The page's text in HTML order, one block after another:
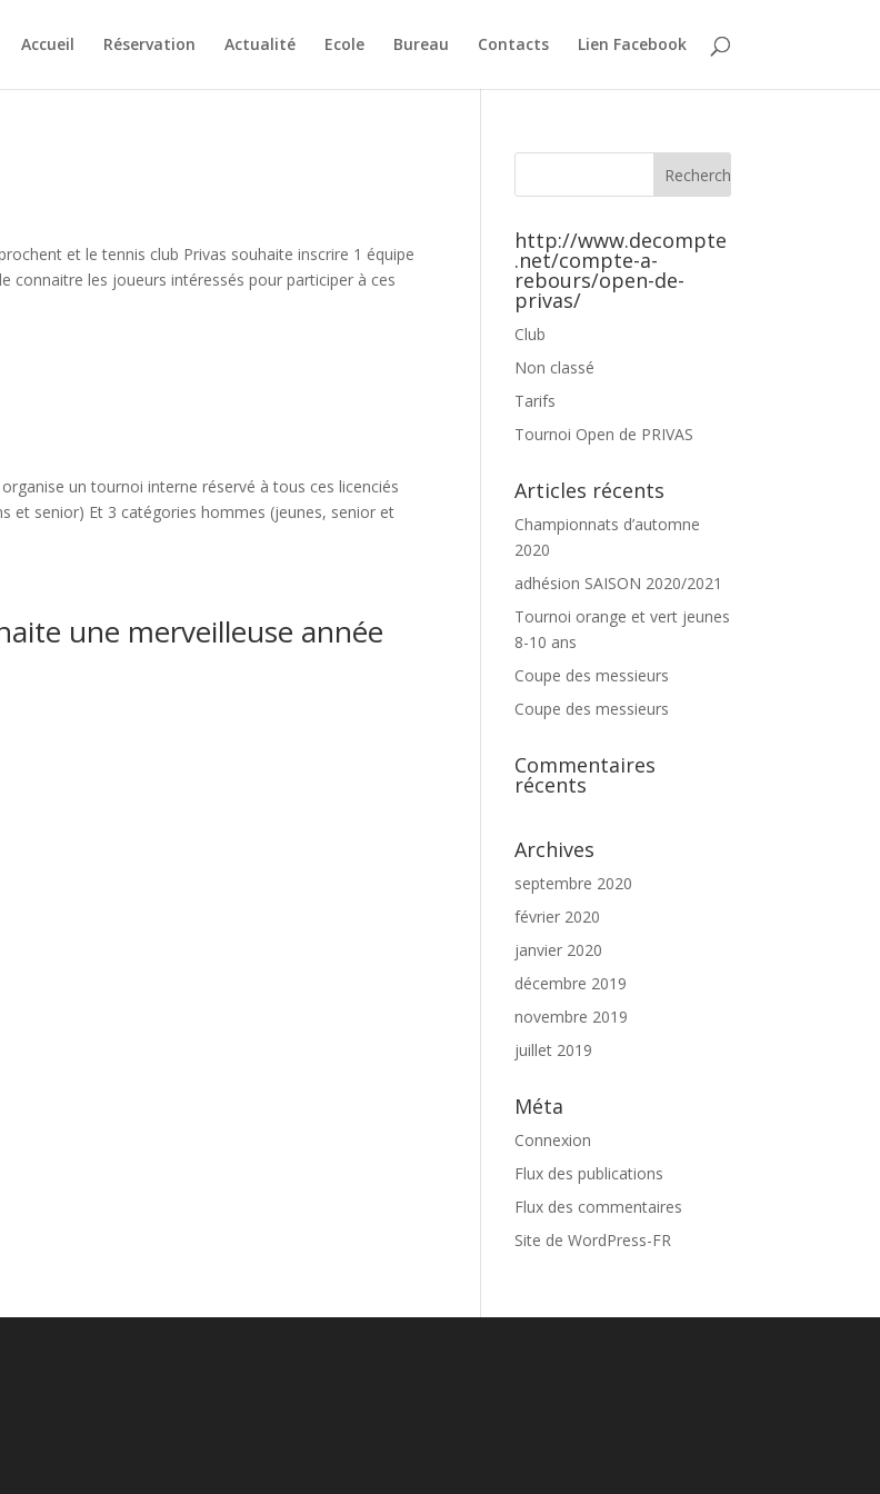
Accueil Réservation Actualité Ecole Bureau Contacts Lien Facebook
et le tennis club Privas souhaite inscrire 1 équipe
connaitre les joueurs intéressés pour participer à ces
un tournoi interne réservé à tous ces licenciés
et senior) Et 3 catégories hommes (jeunes, senior et
une merveilleuse année
http://www.decompte
.net/compte-a-
rebours/open-de-
privas/
Club
Non classé
Tarifs
Tournoi Open de PRIVAS
Articles récents
Championnats d’automne
2020
adhésion SAISON 2020/2021
Tournoi orange et vert jeunes
8-10 ans
Coupe des messieurs
Coupe des messieurs
Commentaires
récents
Archives
septembre 2020
février 2020
janvier 2020
décembre 2019
novembre 2019
juillet 2019
Méta
Connexion
Flux des publications
Flux des commentaires
Site de WordPress-FR